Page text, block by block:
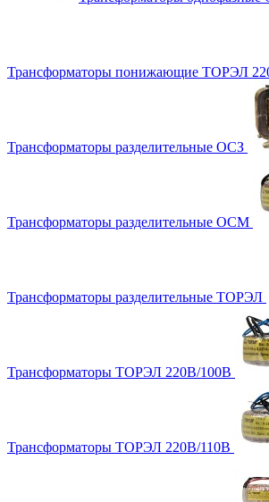
Трансформаторы понижающие ТОРЭЛ
Трансформаторы разделительные ОСЗ
Трансформаторы разделительные ОСМ
Трансформаторы разделительные ТОРЭЛ
Трансформаторы ТОРЭЛ 220В/100В
Трансформаторы ТОРЭЛ 220В/110В